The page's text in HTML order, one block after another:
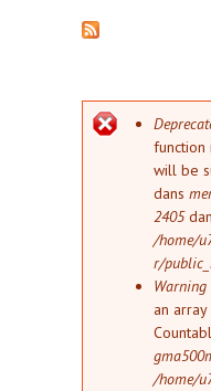
function
will be
dans
2405
/home/
r/
Warning
an
/home/